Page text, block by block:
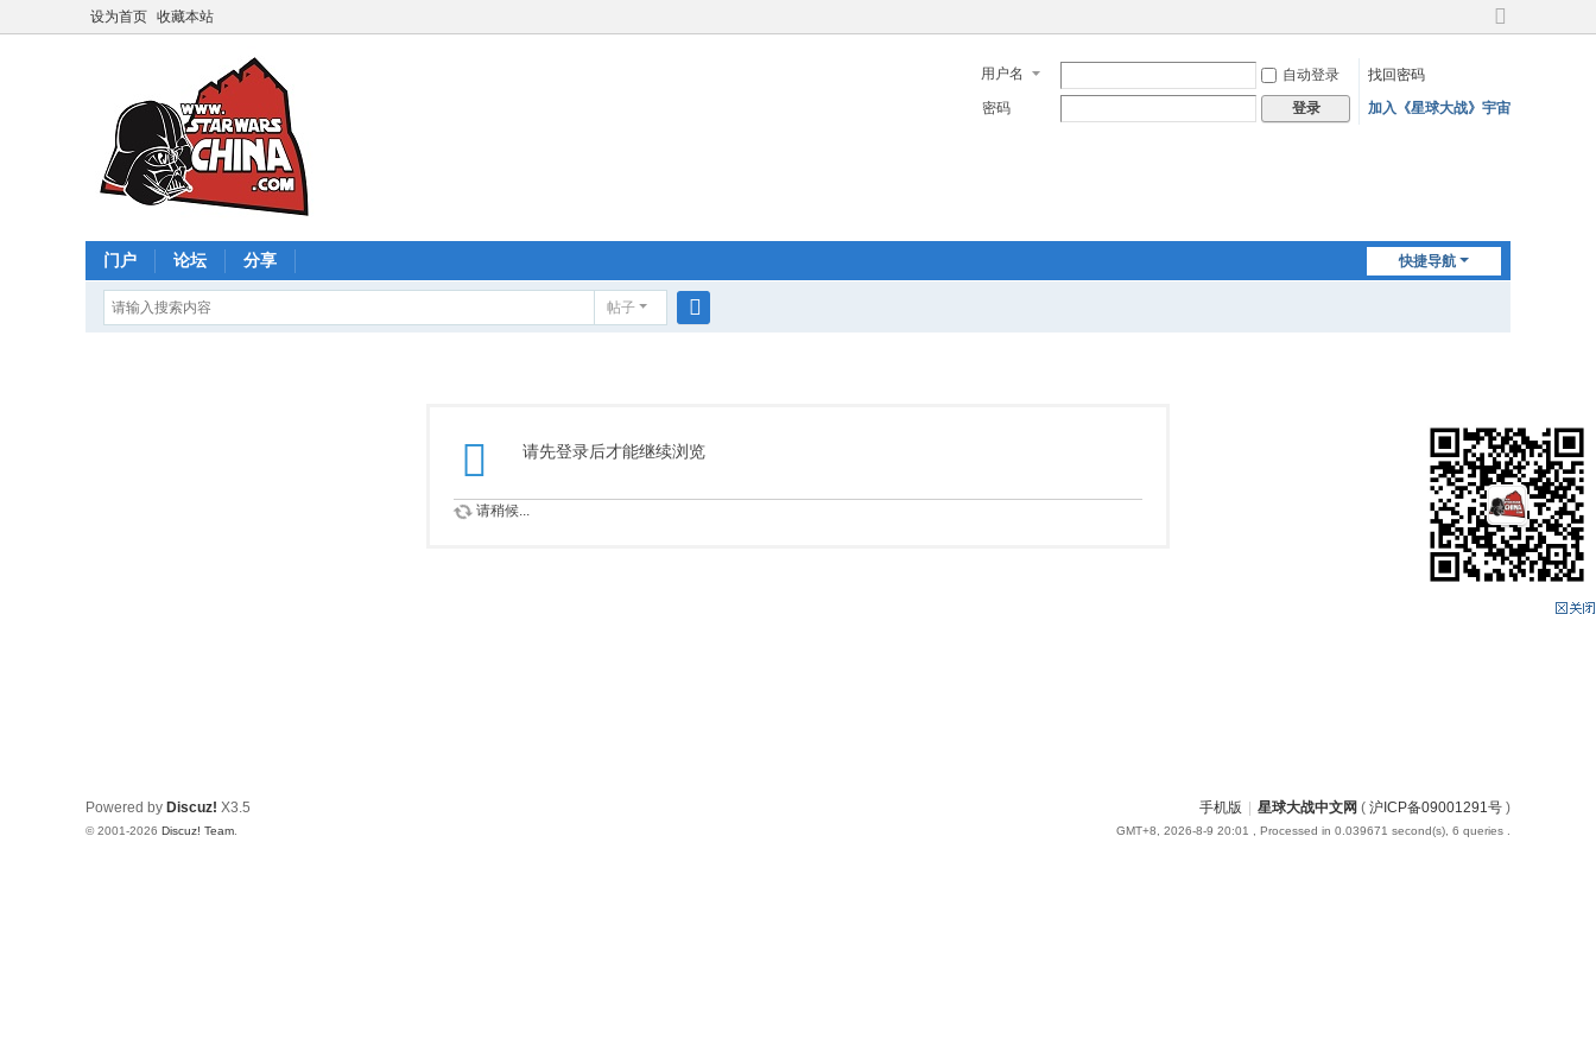
设为首页 收藏本站
切
宽
用户名 自动登录
找回密码
密码
登录 加入《星球大战》宇宙
快捷导航
门户 论坛 分享
帖子
请先登录后才能继续浏览
请稍候...
手机版 星球大战中文网 ( 沪ICP备09001291号 )
GMT+8, 2026-8-9 20:01 , Processed in 0.039671 second(s), 6 queries .
Powered by Discuz! X3.5
© 2001-2026 Discuz! Team